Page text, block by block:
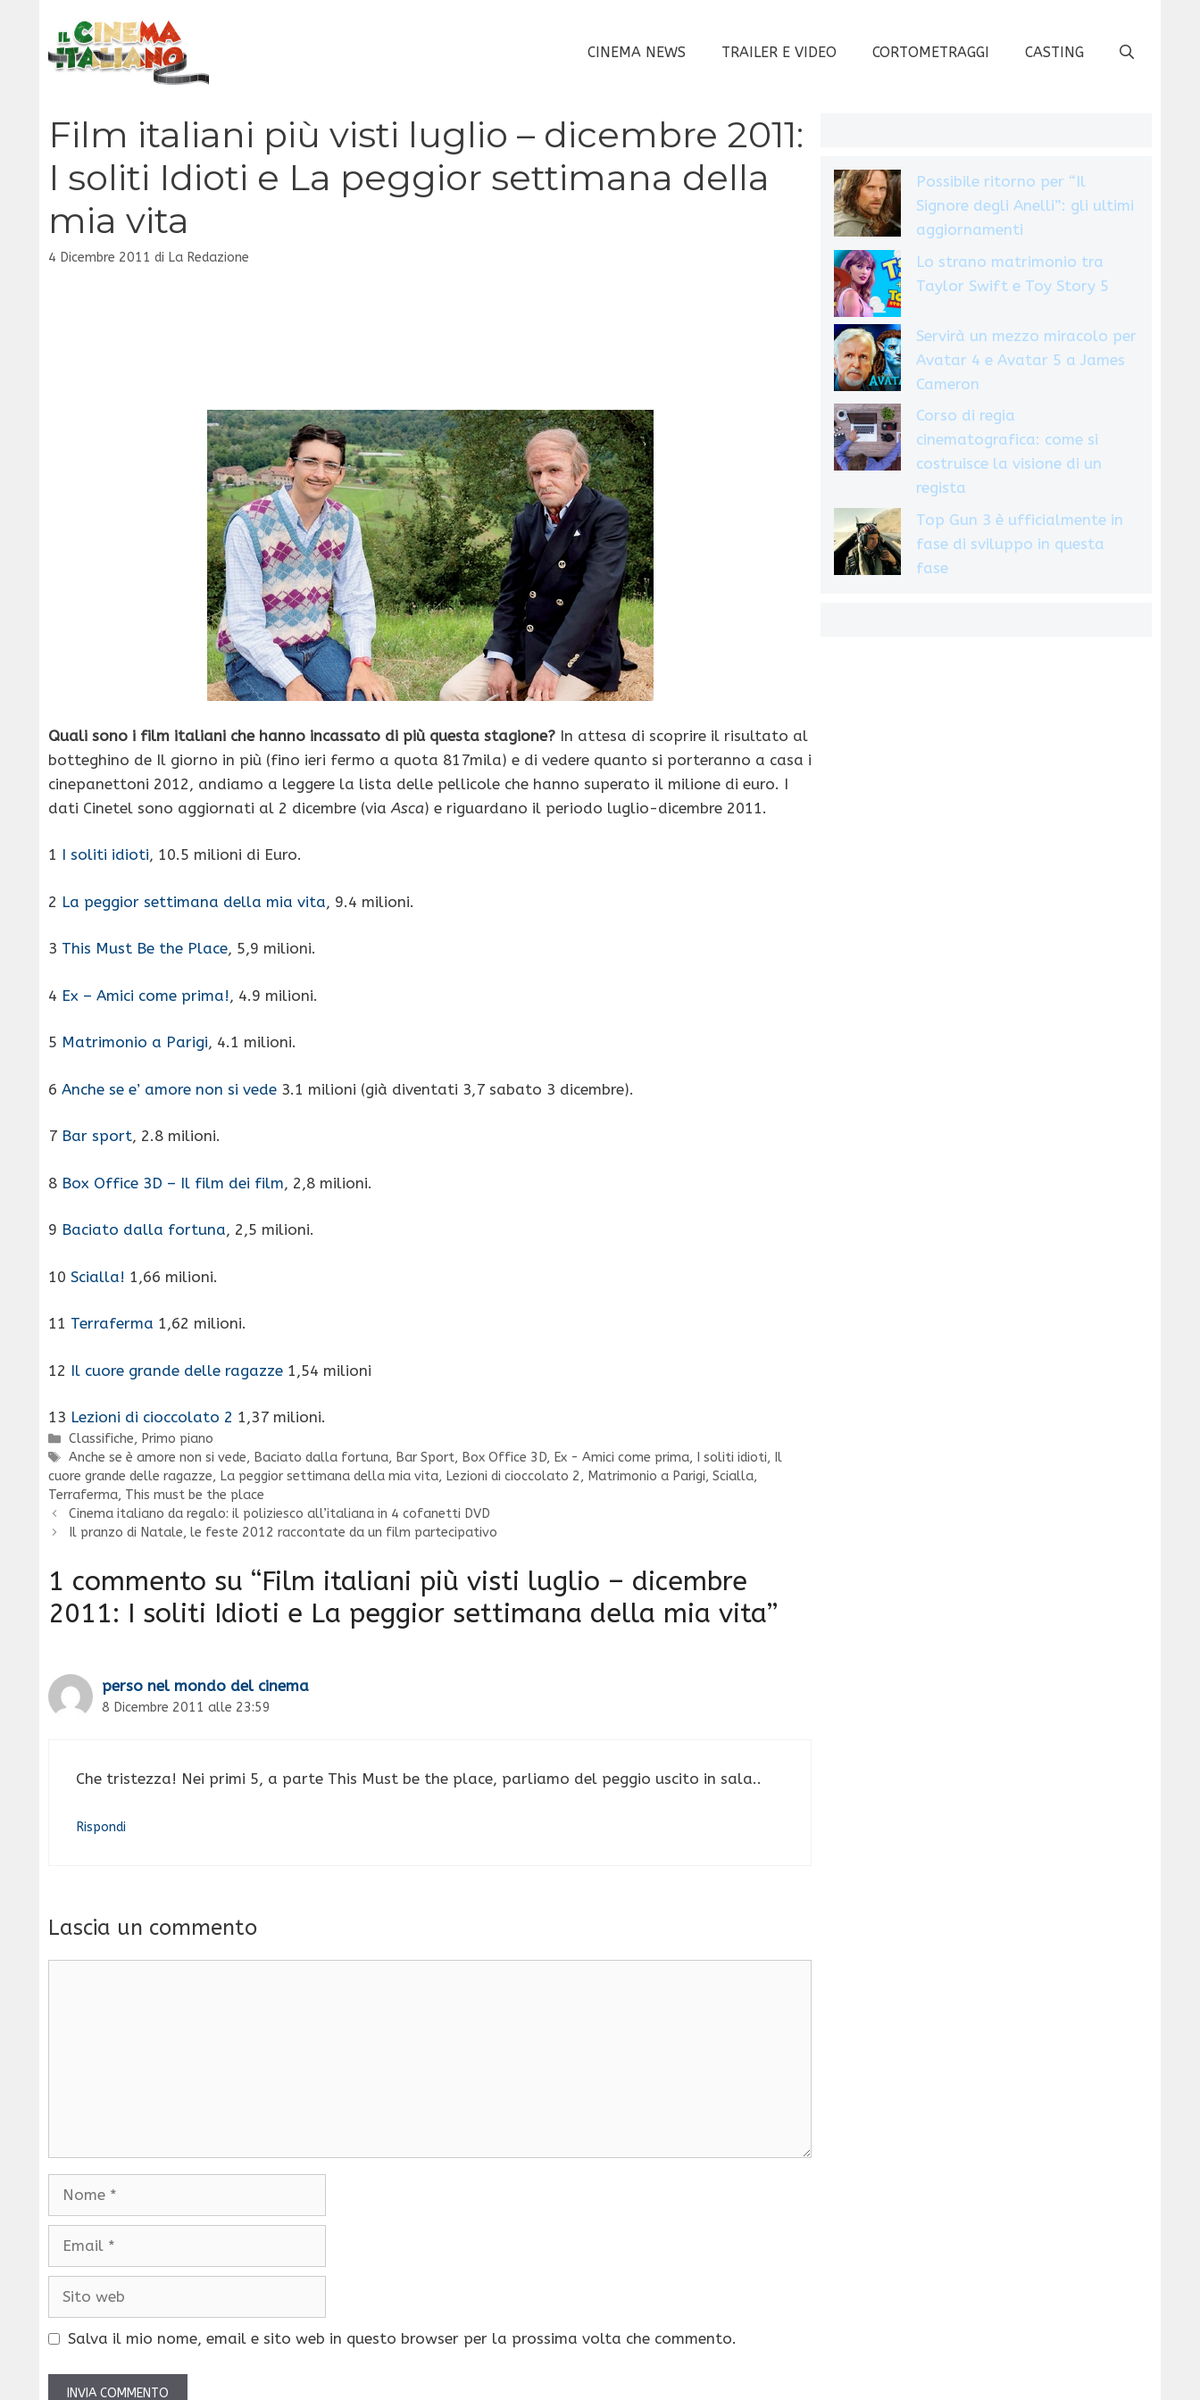
contenuto
CINEMA NEWS TRAILER E VIDEO CORTOMETRAGGI CASTING
Film italiani più visti luglio – dicembre 2011:
I soliti Idioti e La peggior settimana della
mia vita
4 Dicembre 2011 di La Redazione
Quali sono i film italiani che hanno incassato di più questa stagione? In attesa di scoprire il risultato al
botteghino de Il giorno in più (fino ieri fermo a quota 817mila) e di vedere quanto si porteranno a casa i
cinepanettoni 2012, andiamo a leggere la lista delle pellicole che hanno superato il milione di euro. I
dati Cinetel sono aggiornati al 2 dicembre (viaAsca) e riguardano il periodo luglio-dicembre 2011.
1 I soliti idioti, 10.5 milioni di Euro.
2 La peggior settimana della mia vita, 9.4 milioni.
3 This Must Be the Place, 5,9 milioni.
4 Ex – Amici come prima! , 4.9 milioni.
5 Matrimonio a Parigi, 4.1 milioni.
6 Anche se e’ amore non si vede 3.1 milioni (già diventati 3,7 sabato 3 dicembre).
7 Bar sport, 2.8 milioni.
8 Box Office 3D – Il film dei film, 2,8 milioni.
9 Baciato dalla fortuna, 2,5 milioni.
10 Scialla! 1,66 milioni.
11 Terraferma 1,62 milioni.
12 Il cuore grande delle ragazze 1,54 milioni
13 Lezioni di cioccolato 2 1,37 milioni.
Categorie
Classifiche, Primo piano
Tag
Anche se è amore non si vede, Baciato dalla fortuna, Bar Sport, Box Office 3D, Ex - Amici come prima, I soliti idioti, Il
cuore grande delle ragazze, La peggior settimana della mia vita, Lezioni di cioccolato 2, Matrimonio a Parigi, Scialla,
Terraferma, This must be the place
Cinema italiano da regalo: il poliziesco all’italiana in 4 cofanetti DVD
Il pranzo di Natale, le feste 2012 raccontate da un film partecipativo
1 commento su “Film italiani più visti luglio – dicembre
2011: I soliti Idioti e La peggior settimana della mia vita”
perso nel mondo del cinema
8 Dicembre 2011 alle 23:59
Che tristezza! Nei primi 5, a parte This Must be the place, parliamo del peggio uscito in sala..
Rispondi
Lascia un commento
Nome
Email
Sito
Salva il mio nome, email e sito web in questo browser per la prossima volta che commento.
Possibile ritorno per “Il
Signore degli Anelli”: gli ultimi
aggiornamenti
Lo strano matrimonio tra
Taylor Swift e Toy Story 5
Servirà un mezzo miracolo per
Avatar 4 e Avatar 5 a James
Cameron
Corso di regia
cinematografica: come si
costruisce la visione di un
regista
Top Gun 3 è ufficialmente in
fase di sviluppo in questa
fase